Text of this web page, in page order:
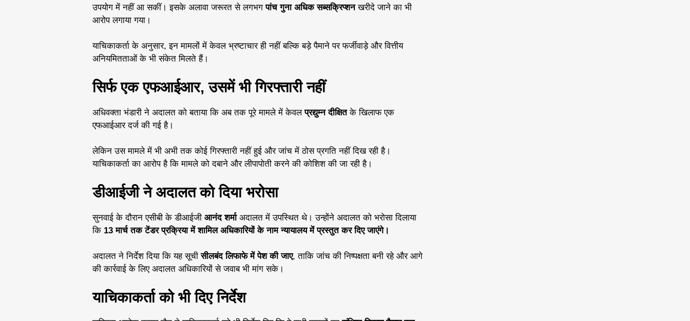
उपयोग में नहीं आ सकीं। इसके अलावा जरूरत से लगभगपांच गुना अधिक सब्सक्रिप्शनखरीदे जाने का भी
आरोप लगाया गया।
याचिकाकर्ता के अनुसार, इन मामलों में केवल भ्रष्टाचार ही नहीं बल्कि बड़े पैमाने पर फर्जीवाड़े और वित्तीय
अनियमितताओं के भी संकेत मिलते हैं।
सिर्फ एक एफआईआर, उसमें भी गिरफ्तारी नहीं
अधिवक्ता भंडारी ने अदालत को बताया कि अब तक पूरे मामले में केवलप्रद्युम्न दीक्षितके खिलाफ एक
एफआईआर दर्ज की गई है।
लेकिन उस मामले में भी अभी तक कोई गिरफ्तारी नहीं हुई और जांच में ठोस प्रगति नहीं दिख रही है।
याचिकाकर्ता का आरोप है कि मामले को दबाने और लीपापोती करने की कोशिश की जा रही है।
डीआईजी ने अदालत को दिया भरोसा
सुनवाई के दौरान एसीबी के डीआईजी आनंद शर्माअदालत में उपस्थित थे। उन्होंने अदालत को भरोसा दिलाया
कि 13 मार्च तक टेंडर प्रक्रिया में शामिल अधिकारियों के नाम न्यायालय में प्रस्तुत कर दिए जाएंगे।
अदालत ने निर्देश दिया कि यह सूचीसीलबंद लिफाफे में पेश की जाए, ताकि जांच की निष्पक्षता बनी रहे और आगे
की कार्रवाई के लिए अदालत अधिकारियों से जवाब भी मांग सके।
याचिकाकर्ता को भी दिए निर्देश